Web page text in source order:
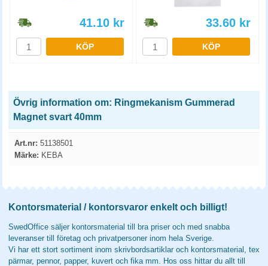
41.10 kr
KÖP
33.60 kr
KÖP
Övrig information om: Ringmekanism Gummerad
Magnet svart 40mm
Art.nr: 51138501
Märke: KEBA
Kontorsmaterial / kontorsvaror enkelt och billigt!
SwedOffice säljer kontorsmaterial till bra priser och med snabba
leveranser till företag och privatpersoner inom hela Sverige.
Vi har ett stort sortiment inom skrivbordsartiklar och kontorsmaterial, tex
pärmar, pennor, papper, kuvert och fika mm. Hos oss hittar du allt till